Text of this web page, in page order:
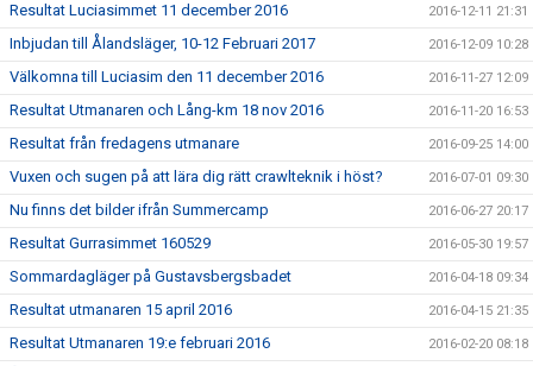
Resultat Luciasimmet 11 december 2016 2016-12-11 21:31
Inbjudan till Ålandsläger, 10-12 Februari 2017 2016-12-09 10:28
Välkomna till Luciasim den 11 december 2016 2016-11-27 12:09
Resultat Utmanaren och Lång-km 18 nov 2016 2016-11-20 16:53
Resultat från fredagens utmanare 2016-09-25 14:00
Vuxen och sugen på att lära dig rätt crawlteknik i höst? 2016-07-01 09:30
Nu finns det bilder ifrån Summercamp 2016-06-27 20:17
Resultat Gurrasimmet 160529 2016-05-30 19:57
Sommardagläger på Gustavsbergsbadet 2016-04-18 09:34
Resultat utmanaren 15 april 2016 2016-04-15 21:35
Resultat Utmanaren 19:e februari 2016 2016-02-20 08:18